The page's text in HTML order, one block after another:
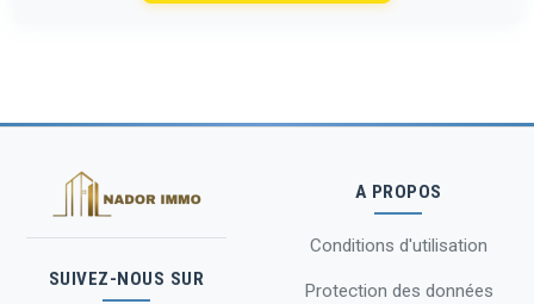
SUIVEZ-NOUS SUR
A PROPOS
Conditions d'utilisation
Protection des données